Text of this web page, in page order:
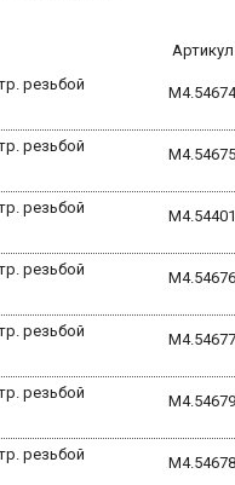
Артикул
резьбой
резьбой
М4.54675
резьбой
М4.54401
резьбой
М4.54676
резьбой
М4.54677
резьбой
М4.54679
резьбой
М4.54678